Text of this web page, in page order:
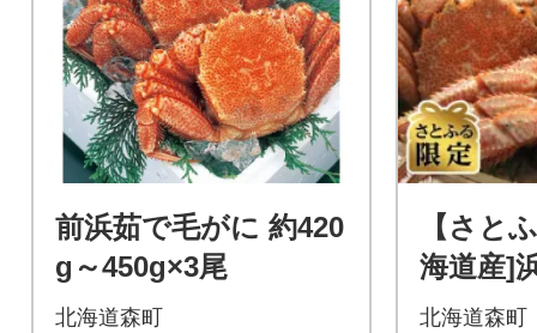
前浜茹で毛がに 約420
g～450g×3尾
北海道森町
【さと
海道産]
ニ 約
北海道森町